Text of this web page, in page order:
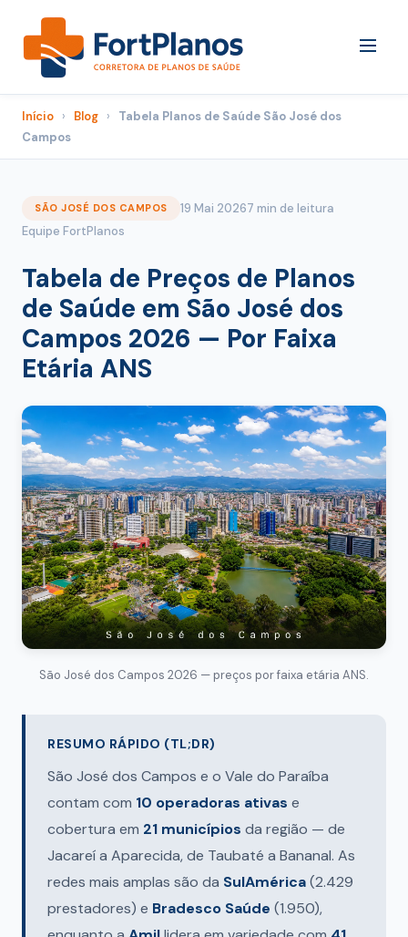
Início › Blog ›
Tabela Planos de Saúde São José dos
Campos
SÃO JOSÉ DOS CAMPOS 19 Mai 20267 min de leitura
Equipe FortPlanos
Tabela de Preços de Planos
de Saúde em São José dos
Campos 2026 — Por Faixa
Etária ANS
São José dos Campos 2026 — preços por faixa etária ANS.
RESUMO RÁPIDO (TL;DR)
São José dos Campos e o Vale do Paraíba
contam com 10 operadoras ativas e
cobertura em 21 municípios da região — de
Jacareí a Aparecida, de Taubaté a Bananal. As
redes mais amplas são da SulAmérica(2.429
prestadores) e Bradesco Saúde (1.950),